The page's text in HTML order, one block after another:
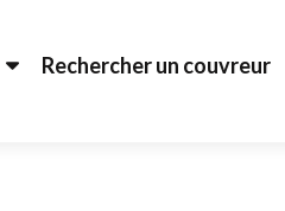
Rechercher un couvreur